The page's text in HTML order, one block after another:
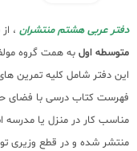
دفتر عربی هشتم منتشران ،
متوسطه اول به همت گروه
این دفتر شامل کلیه تمرین
فهرست کتاب درسی با فضای
مناسب کار در منزل یا
منتشر شده و در قطع وزیری